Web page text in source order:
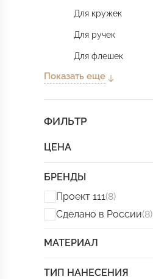
Для кружек
Для ручек
Для флешек
Показать еще
ФИЛЬТР
ЦЕНА
БРЕНДЫ
Проект 111(8)
Сделано в России(8)
МАТЕРИАЛ
ТИП НАНЕСЕНИЯ